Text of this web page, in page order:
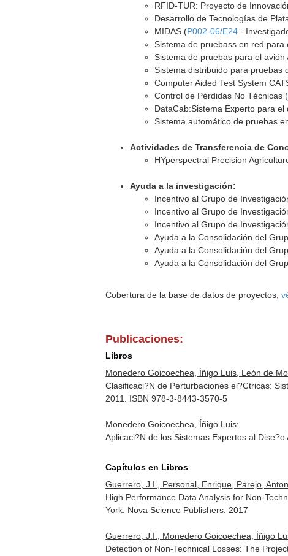
RFID-TUR: Proyecto de
Desarrollo de Tecnologías de
MIDAS (P002-06/E24 -
Sistema de pruebass en red para
Sistema de pruebas para el avión
Sistema distribuido para pruebas
Computer Aided Test System
Control de Pérdidas No Técnicas (
DataCab:Sistema Experto para
Sistema automático de pruebas
Actividades de Transferencia de
HYperspectral Precision
Ayuda a la investigación:
Incentivo al Grupo de
Incentivo al Grupo de
Incentivo al Grupo de
Ayuda a la Consolidación del
Ayuda a la Consolidación del
Ayuda a la Consolidación del
Cobertura de la base de datos de proyectos,
Publicaciones:
Libros
Monedero Goicoechea, Íñigo Luis, León de
Clasificaci?N de Perturbaciones el?Ctricas:
2011. ISBN 978-3-8443-3570-5
Monedero Goicoechea, Íñigo Luis:
Aplicaci?N de los Sistemas Expertos al
Capítulos en Libros
Guerrero, J.I., Personal, Enrique, Parejo,
High Performance Data Analysis for Non-
York: Nova Science Publishers. 2017
Guerrero, J.I., Monedero Goicoechea, Íñigo
Detection of Non-Technical Losses: The